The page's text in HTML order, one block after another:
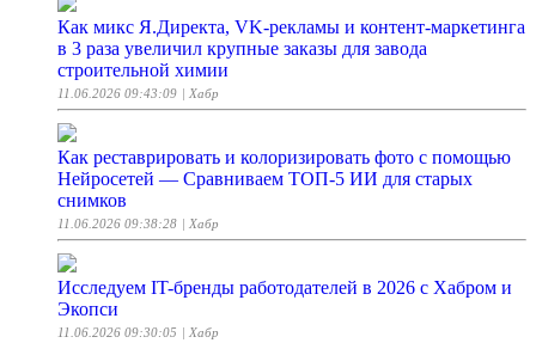
Как микс Я.Директа, VK-рекламы и контент-маркетинга
в 3 раза увеличил крупные заказы для завода
строительной химии
11.06.2026 09:43:09 | Хабр
Как реставрировать и колоризировать фото с помощью
Нейросетей — Сравниваем ТОП-5 ИИ для старых
снимков
11.06.2026 09:38:28 | Хабр
Исследуем IT-бренды работодателей в 2026 с Хабром и
Экопси
11.06.2026 09:30:05 | Хабр